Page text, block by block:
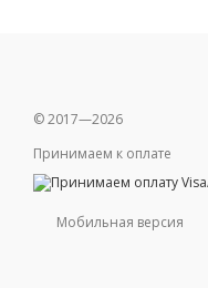
© 2017—2026
Принимаем к оплате
Мобильная версия